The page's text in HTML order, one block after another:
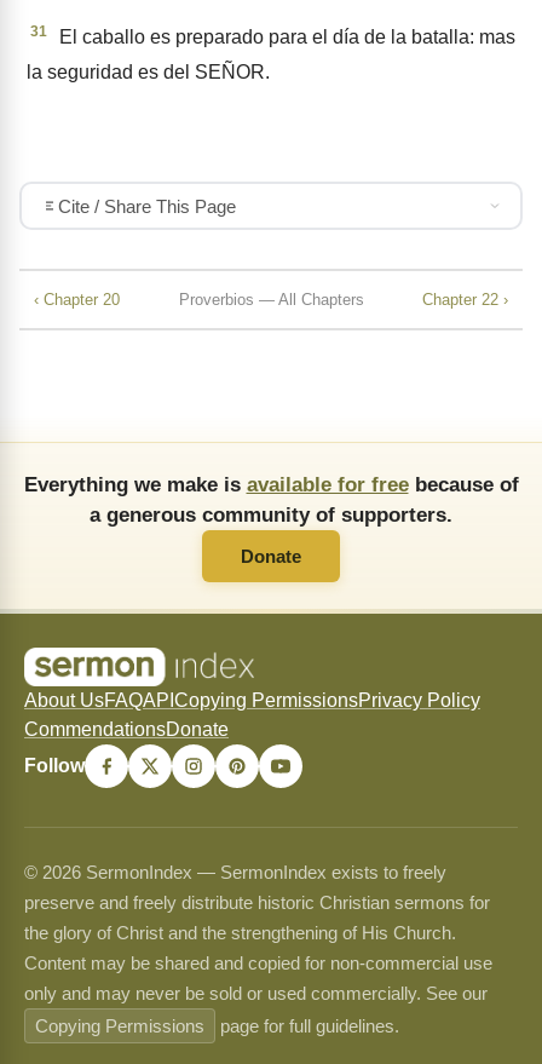
31
El caballo es preparado para el día de la batalla: mas
la seguridad es del SEÑOR.
Cite / Share This Page
‹ Chapter 20 Proverbios — All Chapters Chapter 22 ›
Everything we make is available for freebecause of
a generous community of supporters.
Donate
About UsFAQAPI Copying PermissionsPrivacy Policy
CommendationsDonate
Follow
© 2026 SermonIndex — SermonIndex exists to freely
preserve and freely distribute historic Christian sermons for
the glory of Christ and the strengthening of His Church.
Content may be shared and copied for non-commercial use
only and may never be sold or used commercially. See our
Copying Permissions
page for full guidelines.